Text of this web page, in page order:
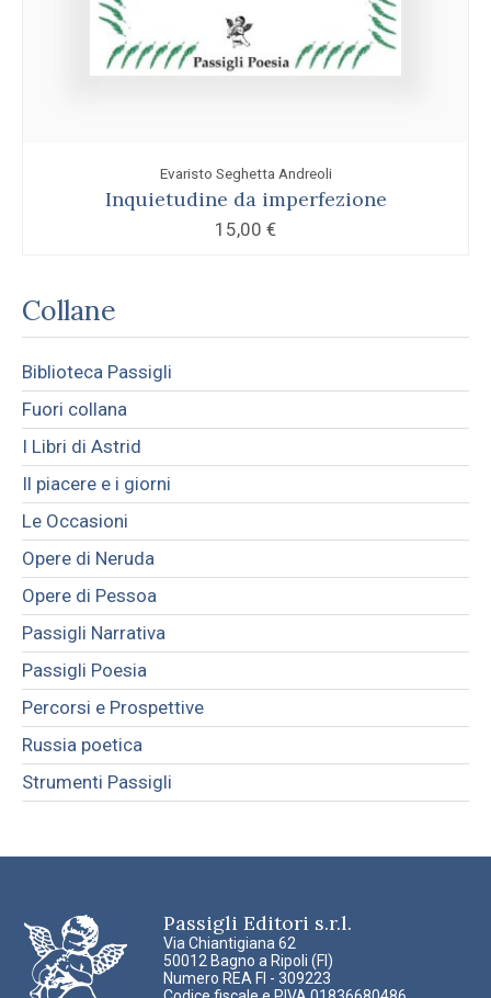
Evaristo Seghetta Andreoli
Inquietudine da imperfezione
15,00 €
Collane
Biblioteca Passigli
Fuori collana
I Libri di Astrid
Il piacere e i giorni
Le Occasioni
Opere di Neruda
Opere di Pessoa
Passigli Narrativa
Passigli Poesia
Percorsi e Prospettive
Russia poetica
Strumenti Passigli
Passigli Editori s.r.l.
Via Chiantigiana 62
50012 Bagno a Ripoli (FI)
Numero REA FI - 309223